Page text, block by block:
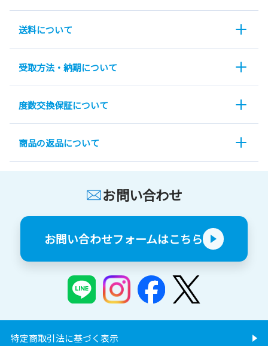
送料について
受取方法・納期について
度数交換保証について
商品の返品について
お問い合わせ
お問い合わせフォームはこちら
特定商取引法に基づく表示